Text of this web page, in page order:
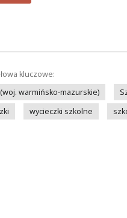
kluczowe:
warmińsko-mazurskie)
wycieczki szkolne